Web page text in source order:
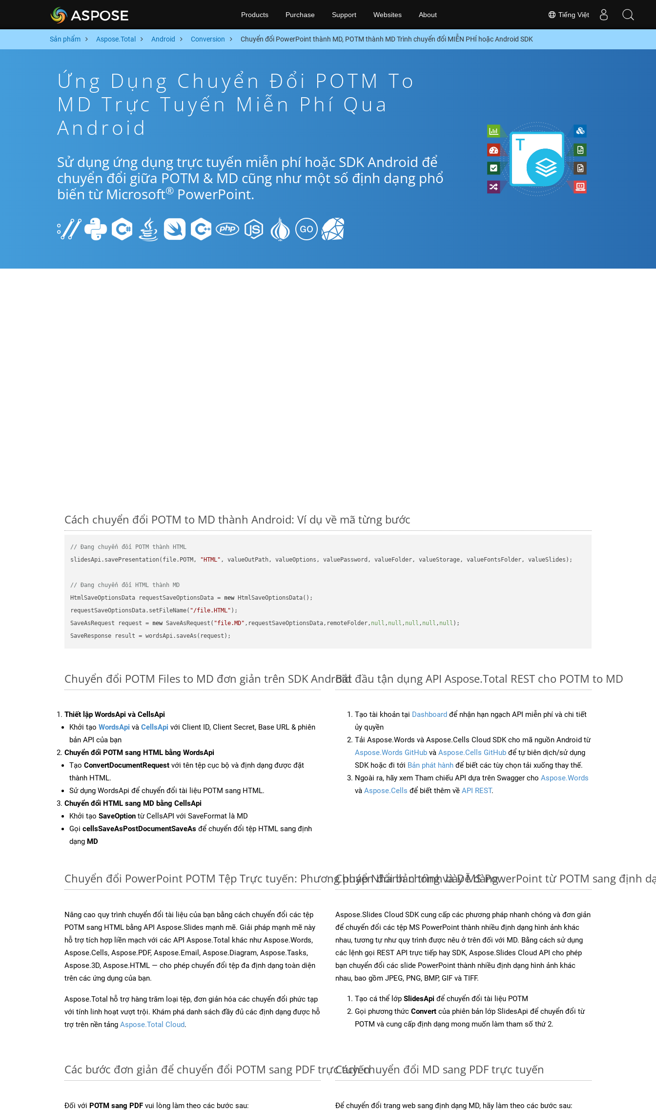
Tiếng Việt
Products Purchase Support Websites About
Sản phẩm Aspose.Total Android Conversion Chuyển đổi PowerPoint thành MD, POTM thành MD Trình chuyển đổi MIỄN PHÍ hoặc Android SDK
Ứng Dụng Chuyển Đổi POTM To
MD Trực Tuyến Miễn Phí Qua
Android
Sử dụng ứng dụng trực tuyến miễn phí hoặc SDK Android để
chuyển đổi giữa POTM & MD cũng như một số định dạng phổ
biến từ Microsoft® PowerPoint.
Cách chuyển đổi POTM to MD thành Android: Ví dụ về mã từng bước
// Đang chuyển đổi POTM thành HTML
slidesApi.savePresentation(file.POTM,
"HTML" , valueOutPath, valueOptions, valuePassword, valueFolder, valueStorage, valueFontsFolder, valueSlides);
// Đang chuyển đổi HTML thành MD
HtmlSaveOptionsData requestSaveOptionsData = new HtmlSaveOptionsData();
requestSaveOptionsData.setFileName( "/file.HTML" );
SaveAsRequest request = new SaveAsRequest( "file.MD" ,requestSaveOptionsData,remoteFolder, null , null , null , null , null );
Chuyển đổi POTM Files to MD đơn giản trên SDK Android
Thiết lập WordsApi và CellsApi
Khởi tạo WordsApi và CellsApi với Client ID, Client Secret, Base URL & phiên
bản API của bạn
Chuyển đổi POTM sang HTML bằng WordsApi
Tạo ConvertDocumentRequest với tên tệp cục bộ và định dạng được đặt
thành HTML.
Sử dụng WordsApi để chuyển đổi tài liệu POTM sang HTML.
Chuyển đổi HTML sang MD bằng CellsApi
Khởi tạo SaveOption từ CellsAPI với SaveFormat là MD
Gọi cellsSaveAsPostDocumentSaveAs để chuyển đổi tệp HTML sang định
dạng MD
Bắt đầu tận dụng API Aspose.Total REST cho POTM to MD
Tạo tài khoản tại Dashboard để nhận hạn ngạch API miễn phí và chi tiết
ủy quyền
Tải Aspose.Words và Aspose.Cells Cloud SDK cho mã nguồn Android từ
Aspose.Words GitHub và Aspose.Cells GitHub để tự biên dịch/sử dụng
SDK hoặc đi tới Bản phát hành để biết các tùy chọn tải xuống thay thế.
Ngoài ra, hãy xem Tham chiếu API dựa trên Swagger cho Aspose.Words
và Aspose.Cells để biết thêm về API REST.
Chuyển đổi PowerPoint POTM Tệp Trực tuyến: Phương pháp Nhanh chóng và Dễ dàng
Nâng cao quy trình chuyển đổi tài liệu của bạn bằng cách chuyển đổi các tệp
POTM sang HTML bằng API Aspose.Slides mạnh mẽ. Giải pháp mạnh mẽ này
hỗ trợ tích hợp liền mạch với các API Aspose.Total khác như Aspose.Words,
Aspose.Cells, Aspose.PDF, Aspose.Email, Aspose.Diagram, Aspose.Tasks,
Aspose.3D, Aspose.HTML — cho phép chuyển đổi tệp đa định dạng toàn diện
trên các ứng dụng của bạn.
Aspose.Total hỗ trợ hàng trăm loại tệp, đơn giản hóa các chuyển đổi phức tạp
với tính linh hoạt vượt trội. Khám phá danh sách đầy đủ các định dạng được hỗ
trợ trên nền tảng Aspose.Total Cloud.
Chuyển đổi bản trình bày MS PowerPoint từ POTM sang định
Aspose.Slides Cloud SDK cung cấp các phương pháp nhanh chóng và đơn giản
để chuyển đổi các tệp MS PowerPoint thành nhiều định dạng hình ảnh khác
nhau, tương tự như quy trình được nêu ở trên đối với MD. Bằng cách sử dụng
các lệnh gọi REST API trực tiếp hay SDK, Aspose.Slides Cloud API cho phép
bạn chuyển đổi các slide PowerPoint thành nhiều định dạng hình ảnh khác
nhau, bao gồm JPEG, PNG, BMP, GIF và TIFF.
Tạo cá thể lớp SlidesApi để chuyển đổi tài liệu POTM
Gọi phương thức Convert của phiên bản lớp SlidesApi để chuyển đổi từ
POTM và cung cấp định dạng mong muốn làm tham số thứ 2.
Các bước đơn giản để chuyển đổi POTM sang PDF trực tuyến
Đối với POTM sang PDF vui lòng làm theo các bước sau:
Cách chuyển đổi MD sang PDF trực tuyến
Để chuyển đổi trang web sang định dạng MD, hãy làm theo các bước sau: